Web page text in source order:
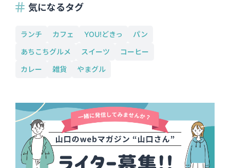
気になるタグ
ランチ カフェ YOU!どきっ
パン
あちこちグルメ
スイーツ
コーヒー
カレー
雑貨 やまグル